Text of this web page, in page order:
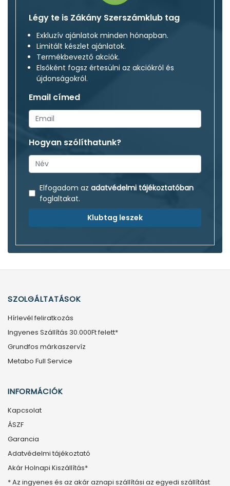
Légy te is Zákány Szerszámklub tag
Exkluzív ajánlatok minden hónapban.
Limitált készlet ajánlatok.
Termékbeveztő akciók.
Elsőként fogsz értesülni az akciókról és
újdonságokról.
Email címed
Hogyan szólíthatunk?
Elfogadom az adatvédelmi tájékoztatóban
foglaltakat.
Klubtag leszek
SZOLGÁLTATÁSOK
Hírlevél feliratkozás
Ingyenes Szállítás 30.000Ft felett*
Grundfos márkaszervíz
Metabo Full Service
INFORMÁCIÓK
Kapcsolat
ÁSZF
Garancia
Adatvédelmi tájékoztató
Akár Holnapi Kiszállítás*
* Az ingyenes és az akár aznapi szállítási az egyedi szállítást